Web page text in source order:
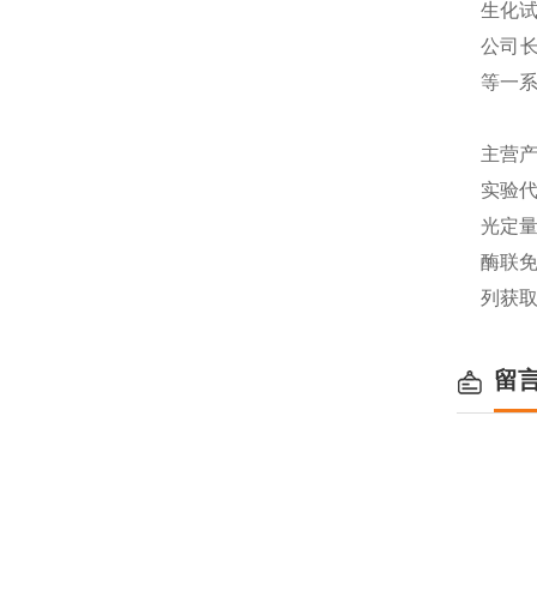
生化
公司
等一
主营
实验
光定
酶联
列获
留